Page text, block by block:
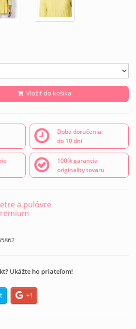
Vložiť do košíka
Doba doručenia:
do 10 dní
100% garancia
originality tovaru
a pulóvre
Ukážte ho priateľom!
+1